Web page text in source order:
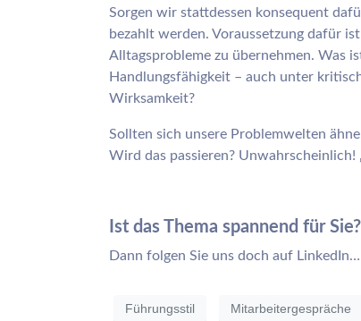
Sorgen wir stattdessen konsequent
bezahlt werden. Voraussetzung dafür
Alltagsprobleme zu übernehmen. Was
Handlungsfähigkeit – auch unter
Wirksamkeit?
Sollten sich unsere Problemwelten
Wird das passieren? Unwahrscheinlich!
Ist das Thema spannend für Sie?
Dann folgen Sie uns doch auf LinkedIn…
Führungsstil Mitarbeitergespräche